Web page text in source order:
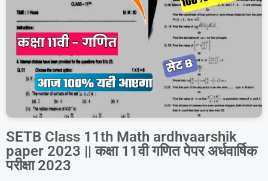
SETB Class 11th Math ardhvaarshik
paper 2023 || कक्षा 11वी गणित पेपर अर्धवार्षिक
परीक्षा 2023